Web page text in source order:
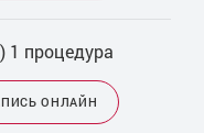
1 процедура
ОНЛАЙН